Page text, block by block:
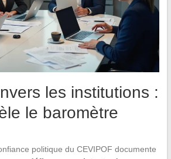
les institutions :
le baromètre
politique du CEVIPOF documente